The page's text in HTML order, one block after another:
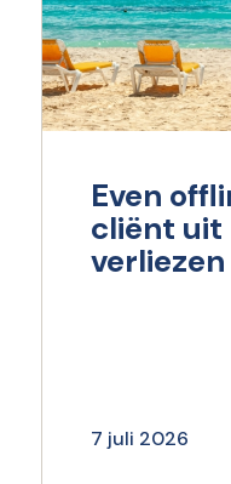
Even
cliënt uit
verliezen
7 juli 2026